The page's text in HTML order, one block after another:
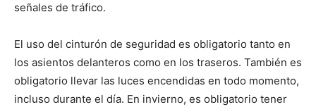
señales de tráfico.
El uso del cinturón de seguridad es obligatorio tanto en
los asientos delanteros como en los traseros. También es
obligatorio llevar las luces encendidas en todo momento,
incluso durante el día. En invierno, es obligatorio tener